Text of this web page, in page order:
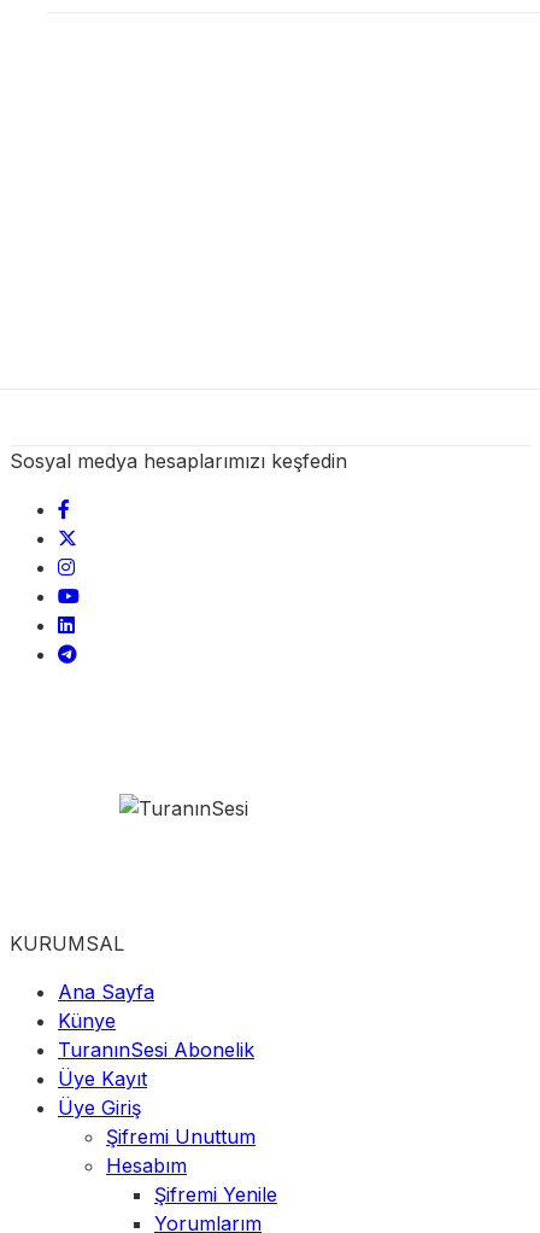
Sosyal medya hesaplarımızı keşfedin
KURUMSAL
Ana Sayfa
Künye
TuranınSesi Abonelik
Üye Kayıt
Üye Giriş
Şifremi Unuttum
Hesabım
Şifremi Yenile
Yorumlarım